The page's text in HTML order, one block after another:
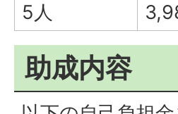
5人
助成内容